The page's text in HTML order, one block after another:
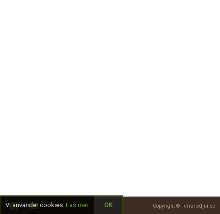
Copyright © Terrariedjur.se
Vi använder cookies. Läs mer OK